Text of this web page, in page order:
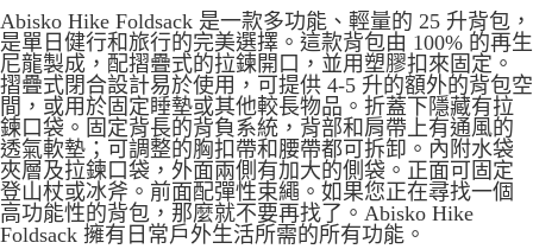
每筆NT$60，滿NT$490(含以上)免運費
7-11取貨付款
每筆NT$60，滿NT$490(含以上)免運費
付款後7-11取貨
每筆NT$60，滿NT$490(含以上)免運費
宅配
每筆NT$80，滿NT$490(含以上)免運費
Abisko Hike Foldsack 是一款多功能、輕量的 25 升背包，
是單日健行和旅行的完美選擇。這款背包由 100% 的再生
尼龍製成，配摺疊式的拉鍊開口，並用塑膠扣來固定。
摺疊式閉合設計易於使用，可提供 4-5 升的額外的背包空
間，或用於固定睡墊或其他較長物品。折蓋下隱藏有拉
鍊口袋。固定背長的背負系統，背部和肩帶上有通風的
透氣軟墊；可調整的胸扣帶和腰帶都可拆卸。內附水袋
夾層及拉鍊口袋，外面兩側有加大的側袋。正面可固定
登山杖或冰斧。前面配彈性束繩。如果您正在尋找一個
高功能性的背包，那麼就不要再找了。Abisko Hike
Foldsack 擁有日常戶外生活所需的所有功能。